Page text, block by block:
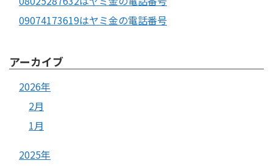
09074173619はヤミ金の電話番号
アーカイブ
2026年
2月
1月
2025年